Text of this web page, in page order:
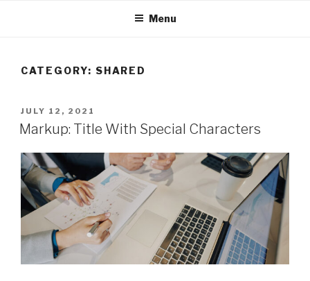
Menu
CATEGORY: SHARED
POSTED
ON
JULY 12, 2021
Markup: Title With Special Characters